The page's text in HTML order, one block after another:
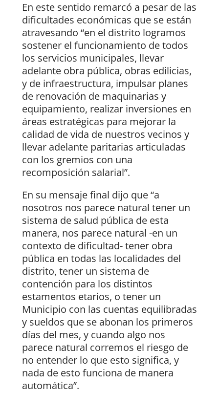
En este sentido remarcó a pesar de las
dificultades económicas que se están
atravesando “en el distrito logramos
sostener el funcionamiento de todos
los servicios municipales, llevar
adelante obra pública, obras edilicias,
y de infraestructura, impulsar planes
de renovación de maquinarias y
equipamiento, realizar inversiones en
áreas estratégicas para mejorar la
calidad de vida de nuestros vecinos y
llevar adelante paritarias articuladas
con los gremios con una
recomposición salarial”.
En su mensaje final dijo que “a
nosotros nos parece natural tener un
sistema de salud pública de esta
manera, nos parece natural -en un
contexto de dificultad- tener obra
pública en todas las localidades del
distrito, tener un sistema de
contención para los distintos
estamentos etarios, o tener un
Municipio con las cuentas equilibradas
y sueldos que se abonan los primeros
días del mes, y cuando algo nos
parece natural corremos el riesgo de
no entender lo que esto significa, y
nada de esto funciona de manera
automática”.